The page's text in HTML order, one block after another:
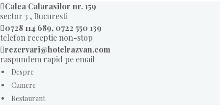
Calea Calarasilor nr. 159
sector 3 , Bucuresti
0728 114 689, 0722 550 139
telefon receptie non-stop
rezervari@hotelrazvan.com
raspundem rapid pe email
Despre
Camere
Restaurant